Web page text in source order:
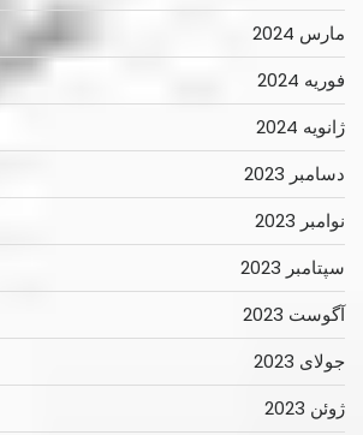
مارس 2024
فوریه 2024
ژانویه 2024
دسامبر 2023
نوامبر 2023
سپتامبر 2023
آگوست 2023
جولای 2023
ژوئن 2023